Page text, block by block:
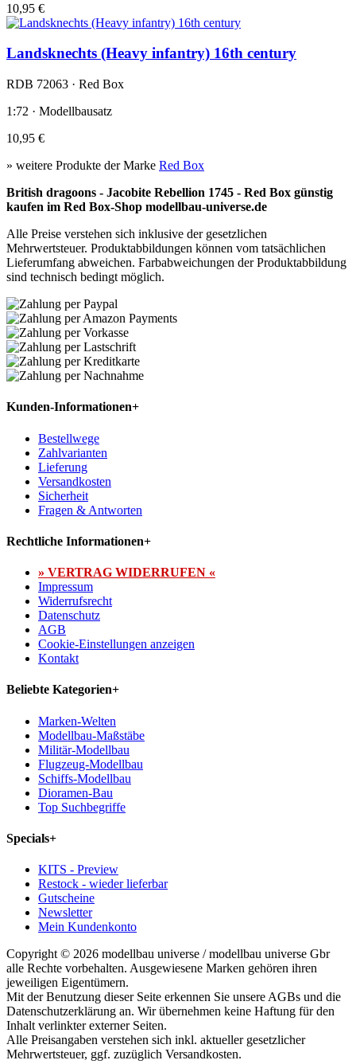
10,95 €
Landsknechts (Heavy infantry) 16th century
RDB 72063 · Red Box
1:72 · Modellbausatz
10,95 €
» weitere Produkte der Marke Red Box
British dragoons - Jacobite Rebellion 1745 - Red Box günstig
kaufen im Red Box-Shop modellbau-universe.de
Alle Preise verstehen sich inklusive der gesetzlichen
Mehrwertsteuer. Produktabbildungen können vom tatsächlichen
Lieferumfang abweichen. Farbabweichungen der Produktabbildung
sind technisch bedingt möglich.
Kunden-Informationen+
Bestellwege
Zahlvarianten
Lieferung
Versandkosten
Sicherheit
Fragen & Antworten
Rechtliche Informationen+
» VERTRAG WIDERRUFEN «
Impressum
Widerrufsrecht
Datenschutz
AGB
Cookie-Einstellungen anzeigen
Kontakt
Beliebte Kategorien+
Marken-Welten
Modellbau-Maßstäbe
Militär-Modellbau
Flugzeug-Modellbau
Schiffs-Modellbau
Dioramen-Bau
Top Suchbegriffe
Specials+
KITS - Preview
Restock - wieder lieferbar
Gutscheine
Newsletter
Mein Kundenkonto
Copyright © 2026 modellbau universe / modellbau universe Gbr
alle Rechte vorbehalten. Ausgewiesene Marken gehören ihren
jeweiligen Eigentümern.
Mit der Benutzung dieser Seite erkennen Sie unsere AGBs und die
Datenschutzerklärung an. Wir übernehmen keine Haftung für den
Inhalt verlinkter externer Seiten.
Alle Preisangaben verstehen sich inkl. aktueller gesetzlicher
Mehrwertsteuer, ggf. zuzüglich Versandkosten.